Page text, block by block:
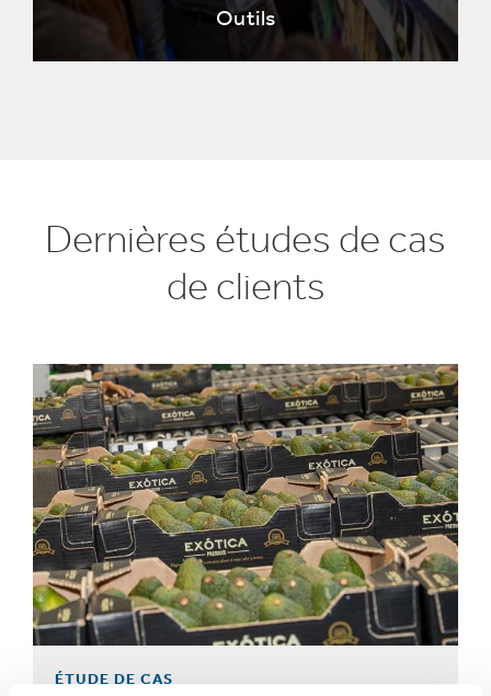
Outils
Design2Market Factory
Dernières études de cas
de clients
ÉTUDE DE CAS